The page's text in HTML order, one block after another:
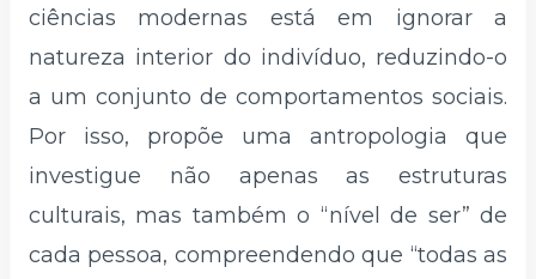
ciências modernas está em ignorar a
natureza interior do indivíduo, reduzindo-o
a um conjunto de comportamentos sociais.
Por isso, propõe uma antropologia que
investigue não apenas as estruturas
culturais, mas também o “nível de ser” de
cada pessoa, compreendendo que “todas as